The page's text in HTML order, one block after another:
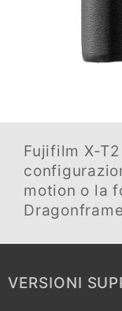
Fujifilm X-T2
motion o la
Dragonframe
VERSIONI